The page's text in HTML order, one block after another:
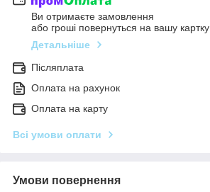
Ви отримаєте замовлення
або гроші повернуться на вашу картку
Детальніше
Післяплата
Оплата на рахунок
Оплата на карту
Всі умови оплати
Умови повернення